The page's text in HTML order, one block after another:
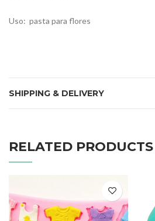
Uso: pasta para flores
SHIPPING & DELIVERY
RELATED PRODUCTS